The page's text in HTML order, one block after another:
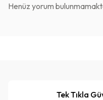
Henüz yorum
Tek Tıkla